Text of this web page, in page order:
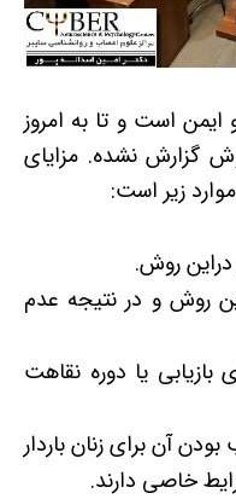
است و تا به امروز
گزارش نشده. مزایای
زیر است:
روش.
روش و در نتیجه عدم
بازیابی یا دوره نقاهت
آن برای زنان باردار
خاصی دارند.